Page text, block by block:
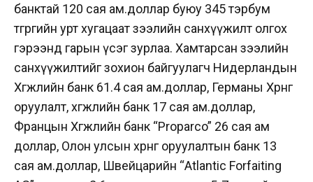
банктай 120 сая ам.доллар буюу 345 тэрбум
төгрөгийн урт хугацаат зээлийн санхүүжилт олгох
гэрээнд гарын үсэг зурлаа. Хамтарсан зээлийн
санхүүжилтийг зохион байгуулагч Нидерландын
Хөгжлийн банк 61.4 сая ам.доллар, Германы Хөрөнгө
оруулалт, хөгжлийн банк 17 сая ам.доллар,
Францын Хөгжлийн банк “Proparco” 26 сая ам
доллар, Олон улсын хөрөнгө оруулалтын банк 13
сая ам.доллар, Швейцарийн “Atlantic Forfaiting